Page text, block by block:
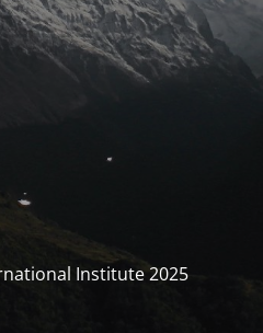
Institute 2025